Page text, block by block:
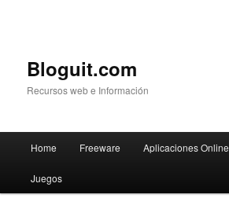
Bloguit.com
Recursos web e Información
Skip
to
Home Freeware Aplicaciones Online
Juegos